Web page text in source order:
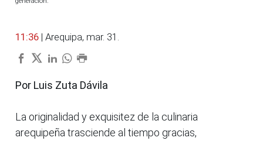
11:36 | Arequipa, mar. 31.
Por Luis Zuta Dávila
La originalidad y exquisitez de la culinaria
arequipeña trasciende al tiempo gracias,